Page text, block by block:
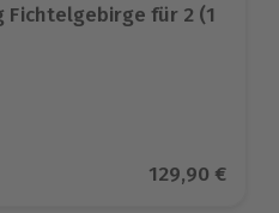
für 2 (1
auf 3 BewertungenAktueller
129,90 €